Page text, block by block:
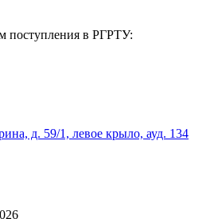
поступления в РГРТУ:
д. 59/1, левое крыло, ауд. 134